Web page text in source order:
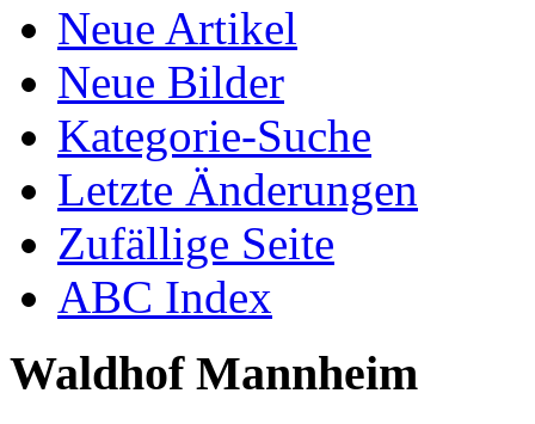
Neue Artikel
Neue Bilder
Kategorie-Suche
Letzte Änderungen
Zufällige Seite
ABC Index
Waldhof Mannheim